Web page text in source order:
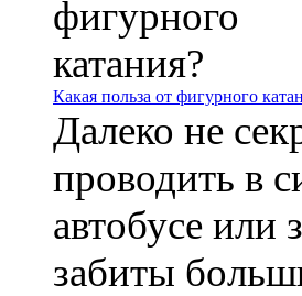
Какая польза от фигурного
Далеко не
проводить в
автобусе
забиты